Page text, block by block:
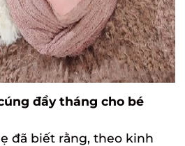
đầy tháng cho bé
đã biết rằng, theo kinh